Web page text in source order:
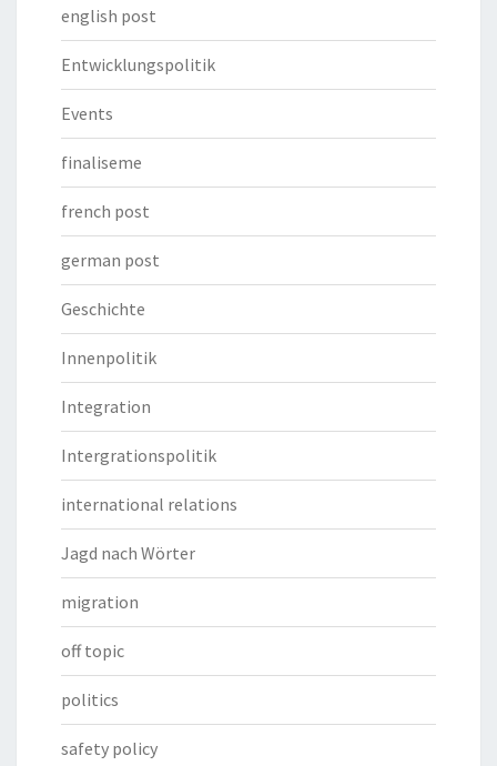
english post
Entwicklungspolitik
Events
finaliseme
french post
german post
Geschichte
Innenpolitik
Integration
Intergrationspolitik
international relations
Jagd nach Wörter
migration
off topic
politics
safety policy